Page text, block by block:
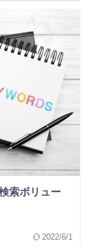
索ボリュー
2022/6/1